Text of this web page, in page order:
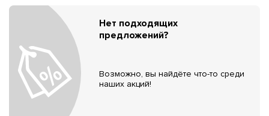
Нет подходящих
предложений?
Возможно, вы найдёте что-то среди
наших акций!